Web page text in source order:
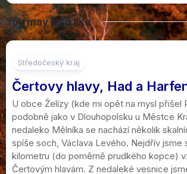
You may also like
Středočeský kraj
Čertovy hlavy, Had a
U obce Želízy (kde mi opět na mysl přišel
podobně jako v Dlouhopolsku u Městce
nedaleko Mělníka se nachází několik
spíše soch, Václava Levého. Nejdřív jsme
kilometru (do poměrně prudkého kopce)
Čertovým hlavám. Z nedaleké vesnice